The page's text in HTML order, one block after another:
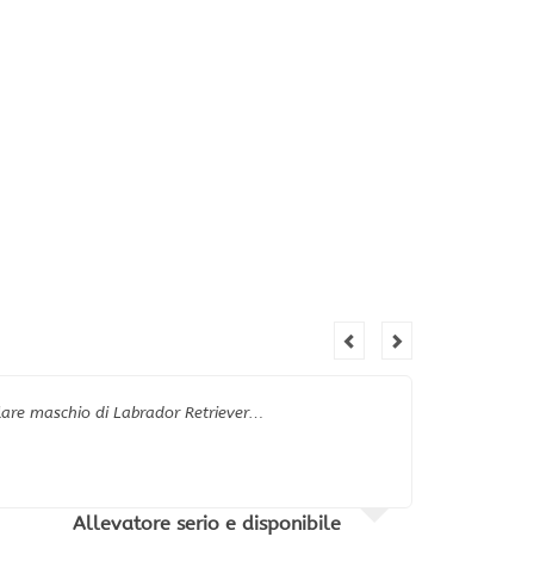
maschio di Labrador Retriever…
Allevatore serio e disponibile